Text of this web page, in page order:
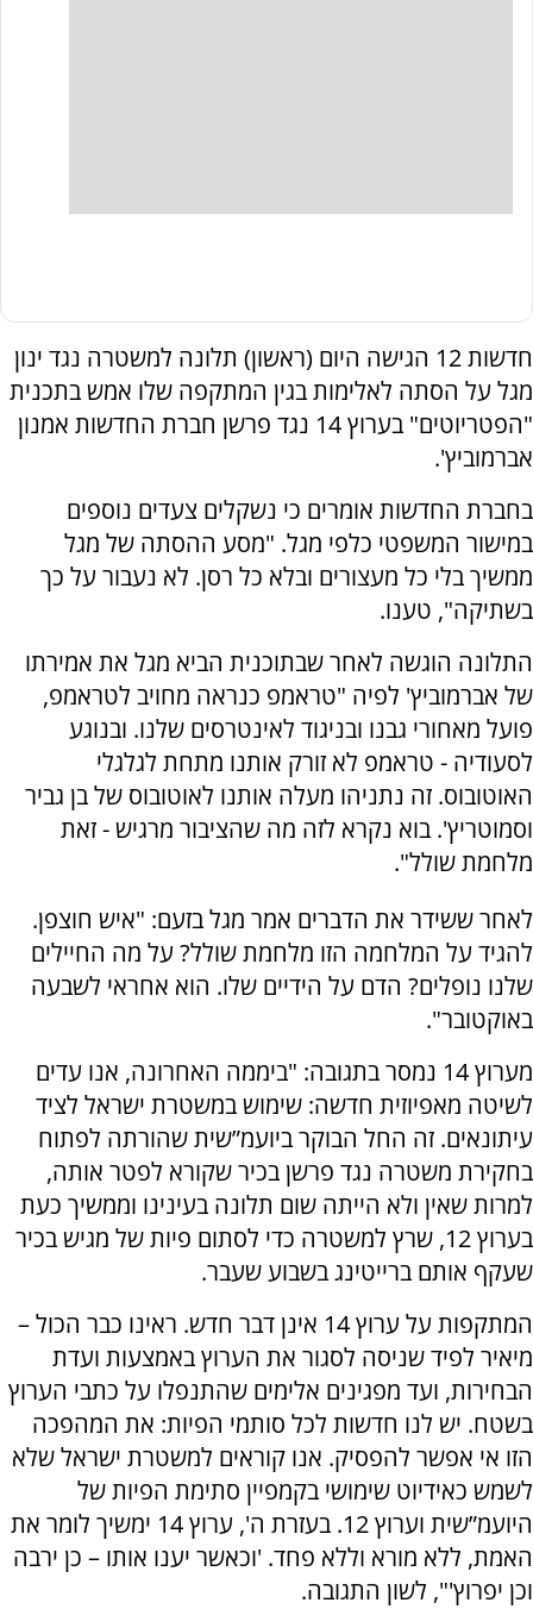
חדשות 12 הגישה היום (ראשון) תלונה למשטרה נגד ינון
מגל על הסתה לאלימות בגין המתקפה שלו אמש בתכנית
"הפטריוטים" בערוץ 14 נגד פרשן חברת החדשות אמנון
אברמוביץ'.
בחברת החדשות אומרים כי נשקלים צעדים נוספים
במישור המשפטי כלפי מגל. "מסע ההסתה של מגל
ממשיך בלי כל מעצורים ובלא כל רסן. לא נעבור על כך
בשתיקה", טענו.
התלונה הוגשה לאחר שבתוכנית הביא מגל את אמירתו
של אברמוביץ' לפיה "טראמפ כנראה מחויב לטראמפ,
פועל מאחורי גבנו ובניגוד לאינטרסים שלנו. ובנוגע
לסעודיה - טראמפ לא זורק אותנו מתחת לגלגלי
האוטובוס. זה נתניהו מעלה אותנו לאוטובוס של בן גביר
וסמוטריץ'. בוא נקרא לזה מה שהציבור מרגיש - זאת
מלחמת שולל".
לאחר ששידר את הדברים אמר מגל בזעם: "איש חוצפן.
להגיד על המלחמה הזו מלחמת שולל? על מה החיילים
שלנו נופלים? הדם על הידיים שלו. הוא אחראי לשבעה
באוקטובר".
מערוץ 14 נמסר בתגובה: "ביממה האחרונה, אנו עדים
לשיטה מאפיוזית חדשה: שימוש במשטרת ישראל לציד
עיתונאים. זה החל הבוקר ביועמ”שית שהורתה לפתוח
בחקירת משטרה נגד פרשן בכיר שקורא לפטר אותה,
למרות שאין ולא הייתה שום תלונה בעינינו וממשיך כעת
בערוץ 12, שרץ למשטרה כדי לסתום פיות של מגיש בכיר
שעקף אותם ברייטינג בשבוע שעבר.
המתקפות על ערוץ 14 אינן דבר חדש. ראינו כבר הכול –
מיאיר לפיד שניסה לסגור את הערוץ באמצעות ועדת
הבחירות, ועד מפגינים אלימים שהתנפלו על כתבי הערוץ
בשטח. יש לנו חדשות לכל סותמי הפיות: את המהפכה
הזו אי אפשר להפסיק. אנו קוראים למשטרת ישראל שלא
לשמש כאידיוט שימושי בקמפיין סתימת הפיות של
היועמ”שית וערוץ 12. בעזרת ה', ערוץ 14 ימשיך לומר את
האמת, ללא מורא וללא פחד. 'וכאשר יענו אותו – כן ירבה
וכן יפרוץ'", לשון התגובה.